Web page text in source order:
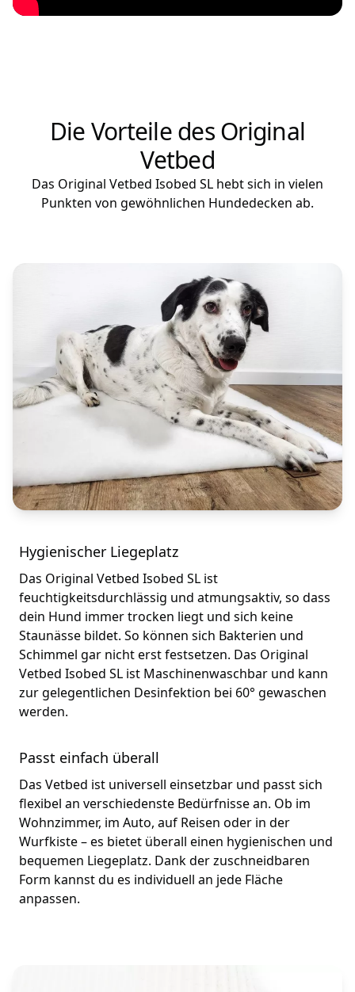
Die Vorteile des Original
Vetbed
Das Original Vetbed Isobed SL hebt sich in vielen
Punkten von gewöhnlichen Hundedecken ab.
Hygienischer Liegeplatz
Das Original Vetbed Isobed SL ist
feuchtigkeitsdurchlässig und atmungsaktiv, so dass
dein Hund immer trocken liegt und sich keine
Staunässe bildet. So können sich Bakterien und
Schimmel gar nicht erst festsetzen. Das Original
Vetbed Isobed SL ist Maschinenwaschbar und kann
zur gelegentlichen Desinfektion bei 60° gewaschen
werden.
Passt einfach überall
Das Vetbed ist universell einsetzbar und passt sich
flexibel an verschiedenste Bedürfnisse an. Ob im
Wohnzimmer, im Auto, auf Reisen oder in der
Wurfkiste – es bietet überall einen hygienischen und
bequemen Liegeplatz. Dank der zuschneidbaren
Form kannst du es individuell an jede Fläche
anpassen.